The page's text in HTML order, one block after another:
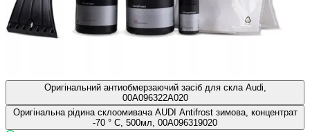
Оригінальний антиобмерзаючий засіб для скла Audi,
00A096322A020
Оригінальна рідина склоомивача AUDI Antifrost зимова, концентрат
-70 ° С, 500мл, 00A096319020